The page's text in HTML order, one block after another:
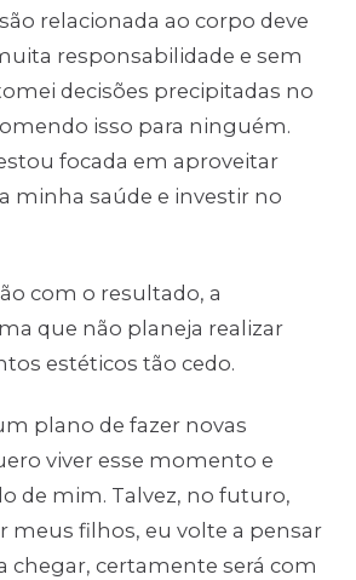
relacionada ao corpo deve
responsabilidade e sem
decisões precipitadas no
isso para ninguém.
focada em aproveitar
minha saúde e investir no
com o resultado, a
que não planeja realizar
estéticos tão cedo.
plano de fazer novas
viver esse momento e
de mim. Talvez, no futuro,
meus filhos, eu volte a pensar
chegar, certamente será com